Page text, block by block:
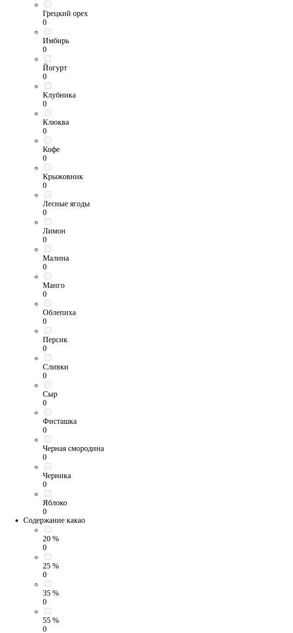
Грецкий орех
0
Имбирь
0
Йогурт
0
Клубника
0
Клюква
0
Кофе
0
Крыжовник
0
Лесные ягоды
0
Лимон
0
Малина
0
Манго
0
Облепиха
0
Персик
0
Сливки
0
Сыр
0
Фисташка
0
Черная смородина
0
Черника
0
Яблоко
0
Содержание какао
20 %
0
25 %
0
35 %
0
55 %
0